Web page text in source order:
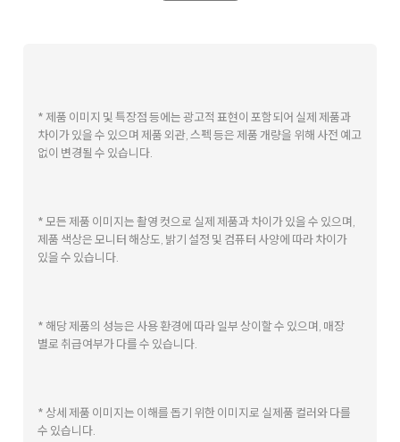
* 제품 이미지 및 특장점 등에는 광고적 표현이 포함되어 실제 제품과
차이가 있을 수 있으며 제품 외관, 스펙 등은 제품 개량을 위해 사전 예고
없이 변경될 수 있습니다.
* 모든 제품 이미지는 촬영 컷으로 실제 제품과 차이가 있을 수 있으며,
제품 색상은 모니터 해상도, 밝기 설정 및 컴퓨터 사양에 따라 차이가
있을 수 있습니다.
* 해당 제품의 성능은 사용 환경에 따라 일부 상이할 수 있으며, 매장
별로 취급여부가 다를 수 있습니다.
* 상세 제품 이미지는 이해를 돕기 위한 이미지로 실제품 컬러와 다를
수 있습니다.